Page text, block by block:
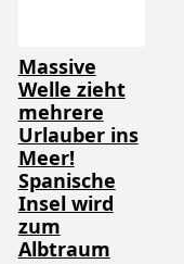
Massive
Welle zieht
mehrere
Urlauber ins
Meer!
Spanische
Insel wird
zum
Albtraum